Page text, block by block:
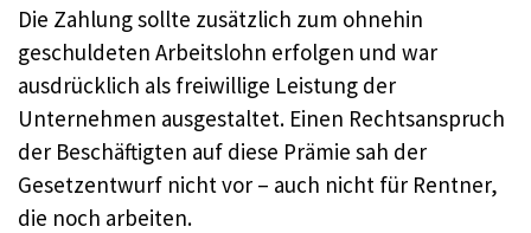
Die Zahlung sollte zusätzlich zum ohnehin
geschuldeten Arbeitslohn erfolgen und war
ausdrücklich als freiwillige Leistung der
Unternehmen ausgestaltet. Einen Rechtsanspruch
der Beschäftigten auf diese Prämie sah der
Gesetzentwurf nicht vor – auch nicht für Rentner,
die noch arbeiten.